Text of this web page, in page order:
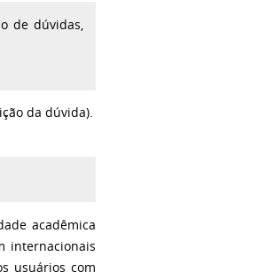
de dúvidas,
da dúvida).
acadêmica
internacionais
usuários com